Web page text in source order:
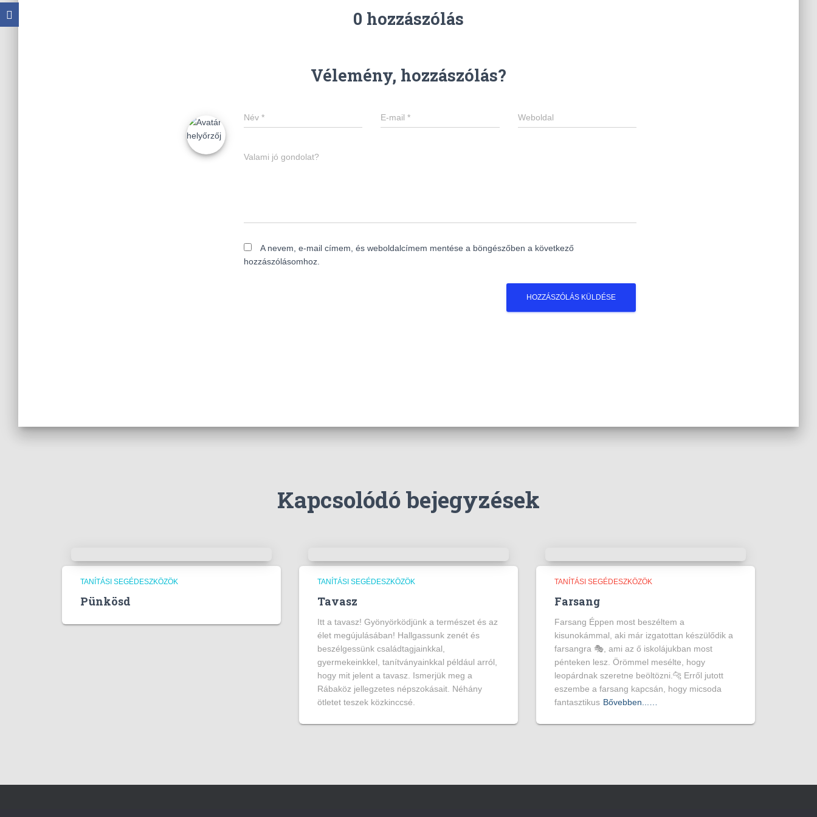
0 hozzászólás
Vélemény, hozzászólás?
Név * E-mail* Weboldal
Valami jó gondolat?
A nevem, e-mail címem, és weboldalcímem mentése a böngészőben a következő
hozzászólásomhoz.
Kapcsolódó bejegyzések
TANÍTÁSI SEGÉDESZKÖZÖK
Pünkösd
TANÍTÁSI SEGÉDESZKÖZÖK
Tavasz
Itt a tavasz! Gyönyörködjünk a természet és az
élet megújulásában! Hallgassunk zenét és
beszélgessünk családtagjainkkal,
gyermekeinkkel, tanítványainkkal például arról,
hogy mit jelent a tavasz. Ismerjük meg a
Rábaköz jellegzetes népszokásait. Néhány
ötletet teszek közkinccsé.
TANÍTÁSI SEGÉDESZKÖZÖK
Farsang
Farsang Éppen most beszéltem a
kisunokámmal, aki már izgatottan készülődik a
farsangra 🎭, ami az ő iskolájukban most
pénteken lesz. Örömmel mesélte, hogy
leopárdnak szeretne beöltözni.🐆 Erről jutott
eszembe a farsang kapcsán, hogy micsoda
fantasztikus Bővebben...…